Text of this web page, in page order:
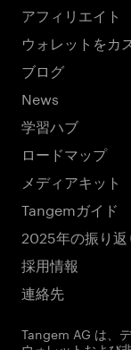
アフィリエイト
ウォレットをカ
ブログ
News
学習ハブ
ロードマップ
メディアキット
Tangemガイド
2025年の振り返
採用情報
連絡先
Tangem AG は、